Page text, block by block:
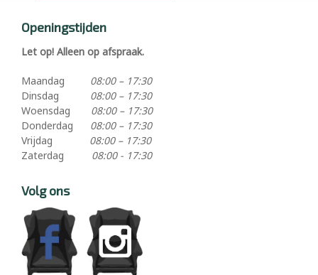
Openingstijden
Let op! Alleen op afspraak.
Maandag
08:00 – 17:30
Dinsdag
08:00 – 17:30
Woensdag
08:00 – 17:30
Donderdag
08:00 – 17:30
Vrijdag
08:00 – 17:30
Zaterdag
08:00 - 17:30
Volg ons